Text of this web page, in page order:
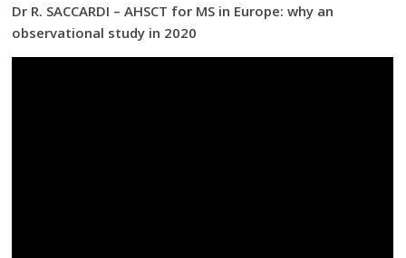
Dr R. SACCARDI – AHSCT for MS in Europe: why an
observational study in 2020